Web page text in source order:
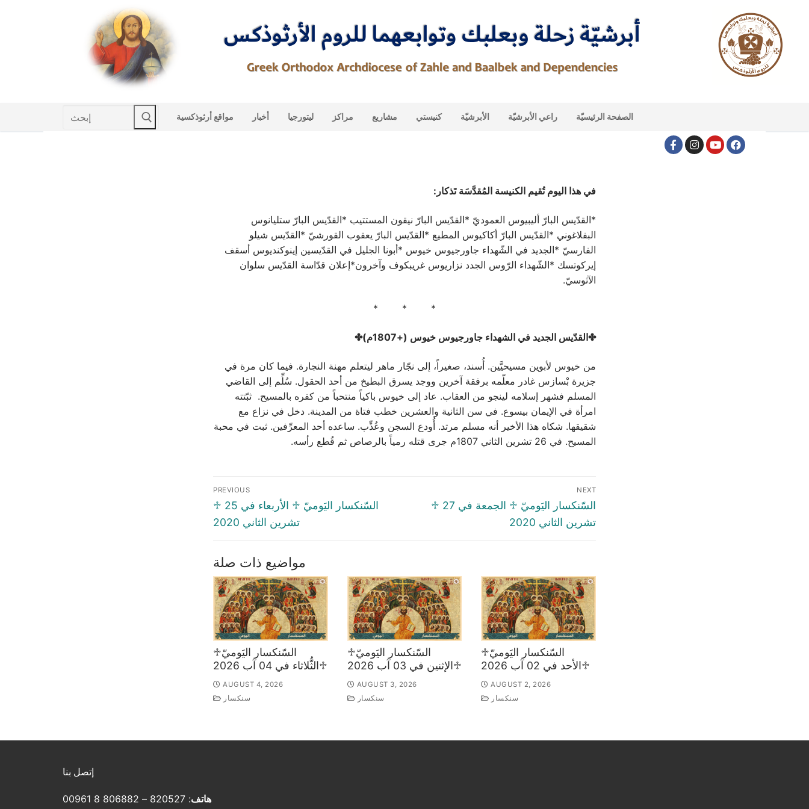
Search
مواقع أرثوذكسية أخبار ليتورجيا مراكز مشاريع كنيستي الأبرشيّة راعي الأبرشيّة الصفحة الرئيسيّة
في هذا اليوم تُقيم الكنيسة المُقدَّسَة تَذكار:
*القدّيس البارّ أليبيوس العموديّ *القدّيس البارّ نيقون المستتيب *القدّيس البارّ ستليانوس
البفلاغوني *القدّيس البارّ أكاكيوس المطيع *القدّيس البارّ يعقوب القورشيّ *القدّيس شيلو
الفارسيّ *الجديد في الشّهداء جاورجيوس خيوس *أبونا الجليل في القدّيسين إينوكنديوس أسقف
إيركوتسك *الشّهداء الرّوس الجدد نزاريوس غريبكوف وآخرون*إعلان قدّاسة القدّيس سلوان
الآثوسيّ.
* * *
✤القدّيس الجديد في الشهداء جاورجيوس خيوس (+1807م)✤
من خيوس لأبوين مسيحيَّين. أُسند، صغيراً، إلى نجّار ماهر ليتعلم مهنة النجارة. فيما كان مرة في
جزيرة بْسازس غادر معلّمه برفقة آخرين ووجد يسرق البطيخ من أحد الحقول. سُلِّم إلى القاضي
المسلم فشهر إسلامه لينجو من العقاب. عاد إلى خيوس باكياً منتحباً من كفره بالمسيح. ثبّتته
امرأة في الإيمان بيسوع. في سن الثانية والعشرين خطب فتاة من المدينة. دخل في نزاع مع
شقيقها. شكاه هذا الأخير أنه مسلم مرتد. أُودع السجن وعُذِّب. ساعده أحد المعرِّفين. ثبت في محبة
المسيح. في 26 تشرين الثاني 1807م جرى قتله رمياً بالرصاص ثم قُطع رأسه.
Post
navigation
PREVIOUS
Previous
post:
♱ السّنكسار اليَوميّ ♱ الأربعاء في 25
تشرين الثاني 2020
NEXT
Next
♱ السّنكسار اليَوميّ ♱ الجمعة في 27
تشرين الثاني 2020
مواضيع ذات صلة
♱السّنكسار اليَوميّ
♱الثُّلاثاء في 04 آب 2026
AUGUST 4, 2026
سنكسار
♱السّنكسار اليَوميّ
♱الإثنين في 03 آب 2026
AUGUST 3, 2026
سنكسار
♱السّنكسار اليَوميّ
♱الأحد في 02 آب 2026
AUGUST 2, 2026
سنكسار
إتصل بنا
هاتف: 820527 – 806882 8 00961